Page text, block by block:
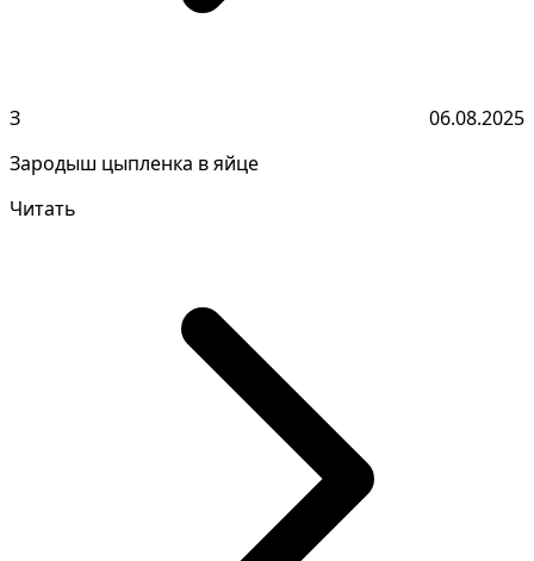
З
06.08.2025
Зародыш цыпленка в яйце
Читать